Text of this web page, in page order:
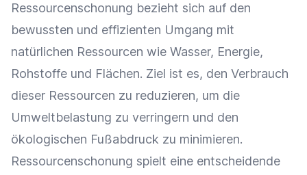
Ressourcenschonung bezieht sich auf den
bewussten und effizienten Umgang mit
natürlichen Ressourcen wie Wasser, Energie,
Rohstoffe und Flächen. Ziel ist es, den Verbrauch
dieser Ressourcen zu reduzieren, um die
Umweltbelastung zu verringern und den
ökologischen Fußabdruck zu minimieren.
Ressourcenschonung spielt eine entscheidende